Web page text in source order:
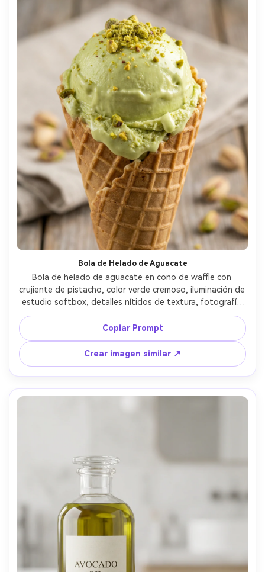
Bola de Helado de Aguacate
Bola de helado de aguacate en cono de waffle con
crujiente de pistacho, color verde cremoso, iluminación de
estudio softbox, detalles nítidos de textura, fotografía
comercial de postre, capturada con lente de 85mm, poca
profundidad de campo, brillos realistas y bordes
derretidos --ar 4:5
Copiar Prompt
Crear imagen similar ↗